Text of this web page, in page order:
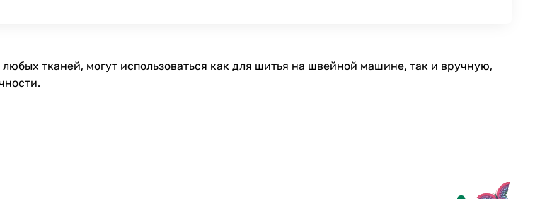
тканей, могут использоваться как для шитья на швейной машине, так и вручную,